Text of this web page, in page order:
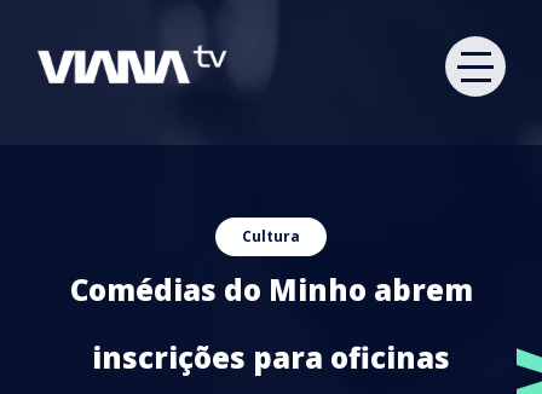
Cultura
Comédias do Minho abrem
inscrições para oficinas